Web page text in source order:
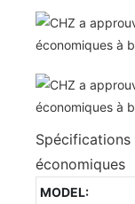
Spécifications
économiques
MODEL: